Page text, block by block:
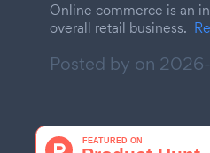
Online commerce is an
overall retail business.
Posted by on